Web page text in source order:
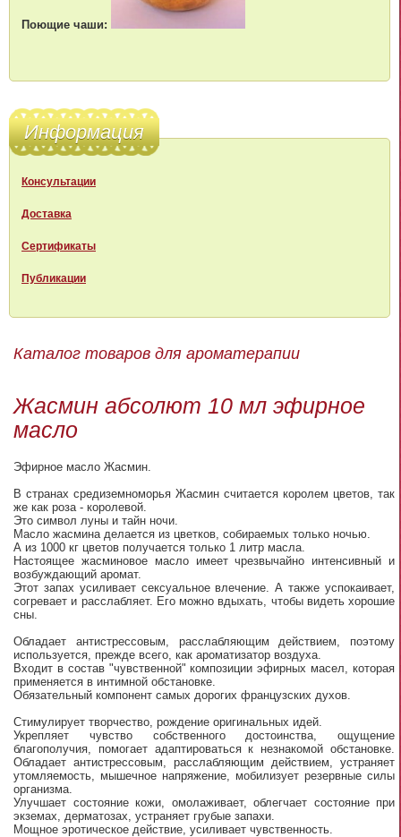
Поющие чаши:
Информация
Консультации
Доставка
Сертификаты
Публикации
Каталог товаров для ароматерапии
Жасмин абсолют 10 мл эфирное
масло
Эфирное масло Жасмин.
В странах средиземноморья Жасмин считается королем цветов, так
же как роза - королевой.
Это символ луны и тайн ночи.
Масло жасмина делается из цветков, собираемых только ночью.
А из 1000 кг цветов получается только 1 литр масла.
Настоящее жасминовое масло имеет чрезвычайно интенсивный и
возбуждающий аромат.
Этот запах усиливает сексуальное влечение. А также успокаивает,
согревает и расслабляет. Его можно вдыхать, чтобы видеть хорошие
сны.
Обладает антистрессовым, расслабляющим действием, поэтому
используется, прежде всего, как ароматизатор воздуха.
Входит в состав "чувственной" композиции эфирных масел, которая
применяется в интимной обстановке.
Обязательный компонент самых дорогих французских духов.
Стимулирует творчество, рождение оригинальных идей.
Укрепляет чувство собственного достоинства, ощущение
благополучия, помогает адаптироваться к незнакомой обстановке.
Обладает антистрессовым, расслабляющим действием, устраняет
утомляемость, мышечное напряжение, мобилизует резервные силы
организма.
Улучшает состояние кожи, омолаживает, облегчает состояние при
экземах, дерматозах, устраняет грубые запахи.
Мощное эротическое действие, усиливает чувственность.